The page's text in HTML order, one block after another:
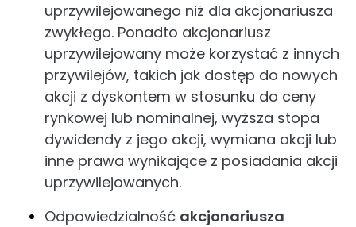
uprzywilejowanego niż dla akcjonariusza
zwykłego. Ponadto akcjonariusz
uprzywilejowany może korzystać z innych
przywilejów, takich jak dostęp do nowych
akcji z dyskontem w stosunku do ceny
rynkowej lub nominalnej, wyższa stopa
dywidendy z jego akcji, wymiana akcji lub
inne prawa wynikające z posiadania akcji
uprzywilejowanych.
Odpowiedzialność akcjonariusza